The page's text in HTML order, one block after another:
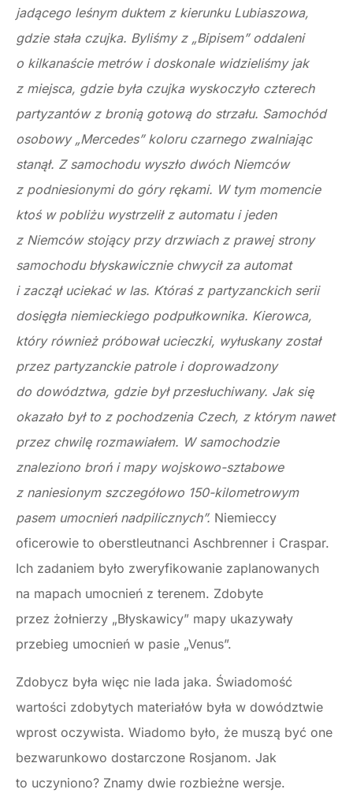
jadącego leśnym duktem z kierunku Lubiaszowa,
gdzie stała czujka. Byliśmy z „Bipisem” oddaleni
o kilkanaście metrów i doskonale widzieliśmy jak
z miejsca, gdzie była czujka wyskoczyło czterech
partyzantów z bronią gotową do strzału. Samochód
osobowy „Mercedes” koloru czarnego zwalniając
stanął. Z samochodu wyszło dwóch Niemców
z podniesionymi do góry rękami. W tym momencie
ktoś w pobliżu wystrzelił z automatu i jeden
z Niemców stojący przy drzwiach z prawej strony
samochodu błyskawicznie chwycił za automat
i zaczął uciekać w las. Któraś z partyzanckich serii
dosięgła niemieckiego podpułkownika. Kierowca,
który również próbował ucieczki, wyłuskany został
przez partyzanckie patrole i doprowadzony
do dowództwa, gdzie był przesłuchiwany. Jak się
okazało był to z pochodzenia Czech, z którym nawet
przez chwilę rozmawiałem. W samochodzie
znaleziono broń i mapy wojskowo-sztabowe
z naniesionym szczegółowo 150-kilometrowym
pasem umocnień nadpilicznych”. Niemieccy
oficerowie to oberstleutnanci Aschbrenner i Craspar.
Ich zadaniem było zweryfikowanie zaplanowanych
na mapach umocnień z terenem. Zdobyte
przez żołnierzy „Błyskawicy” mapy ukazywały
przebieg umocnień w pasie „Venus”.
Zdobycz była więc nie lada jaka. Świadomość
wartości zdobytych materiałów była w dowództwie
wprost oczywista. Wiadomo było, że muszą być one
bezwarunkowo dostarczone Rosjanom. Jak
to uczyniono? Znamy dwie rozbieżne wersje.